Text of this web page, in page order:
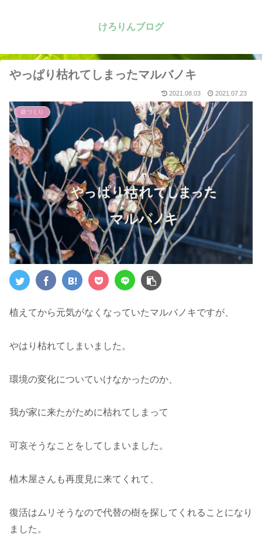
けろりんブログ
やっぱり枯れてしまったマルバノキ
2021.08.03 2021.07.23
庭づくり
植えてから元気がなくなっていたマルバノキですが、
やはり枯れてしまいました。
環境の変化についていけなかったのか、
我が家に来たがために枯れてしまって
可哀そうなことをしてしまいました。
植木屋さんも再度見に来てくれて、
復活はムリそうなので代替の樹を探してくれることになり
ました。